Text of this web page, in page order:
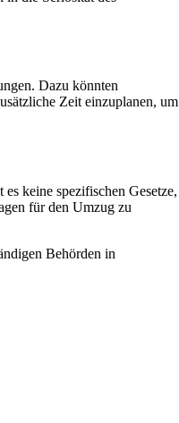
Dazu könnten
Zeit einzuplanen, um
keine spezifischen Gesetze,
für den Umzug zu
Behörden in